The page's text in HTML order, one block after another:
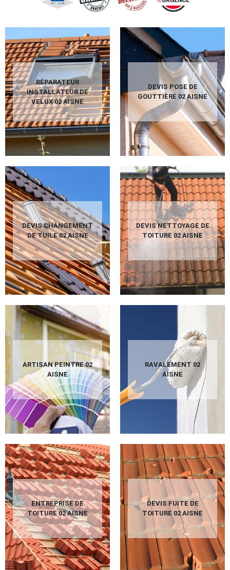
RÉPARATEUR
INSTALLATEUR DE
VELUX 02 AISNE
DEVIS POSE DE
GOUTTIÈRE 02 AISNE
DEVIS CHANGEMENT
DE TUILE 02 AISNE
DEVIS NETTOYAGE DE
TOITURE 02 AISNE
ARTISAN PEINTRE 02
AISNE
RAVALEMENT 02
AISNE
ENTREPRISE DE
TOITURE 02 AISNE
DEVIS FUITE DE
TOITURE 02 AISNE